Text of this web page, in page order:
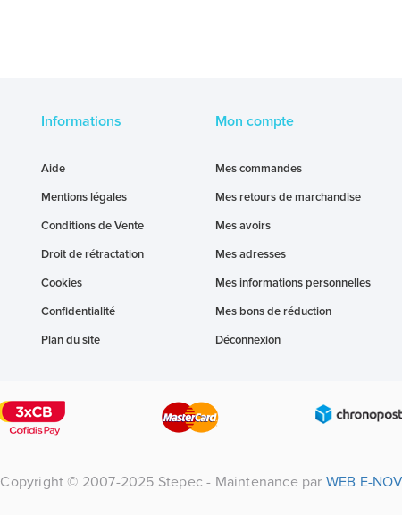
Informations
Aide
Mentions légales
Conditions de Vente
Droit de rétractation
Cookies
Confidentialité
Plan du site
Mon compte
Mes commandes
Mes retours de marchandise
Mes avoirs
Mes adresses
Mes informations personnelles
Mes bons de réduction
Déconnexion
Copyright © 2007-2025 Stepec - Maintenance par WEB E-